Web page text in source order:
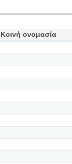
Κοινή ονομασία